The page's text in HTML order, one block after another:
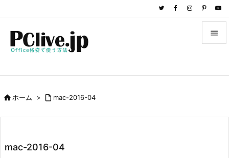

前へ
ホーム >  mac-2016-04
mac-2016-04